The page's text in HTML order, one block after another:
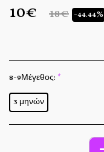
10€ 18€ -44.44%
8-9Μέγεθος: *
3 μηνών